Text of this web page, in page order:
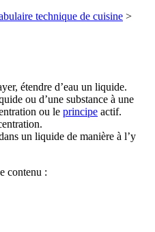
technique de cuisine >
étendre d’eau un liquide.
ou d’une substance à une
ou le principe actif.
un liquide de manière à l’y
contenu :